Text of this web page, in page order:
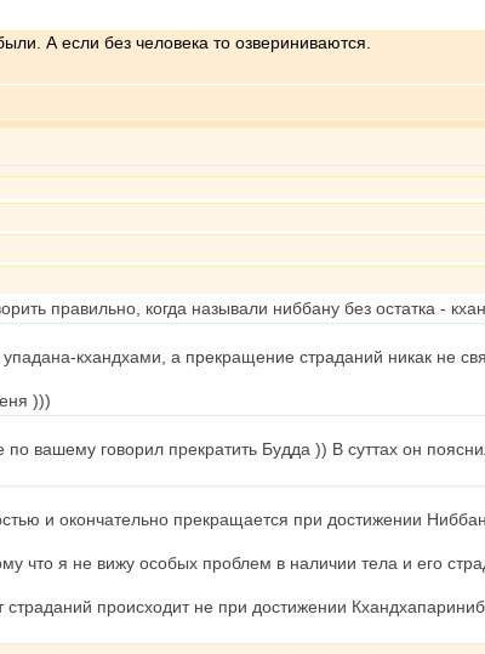
А если без человека то озвериниваются.
правильно, когда называли ниббану без остатка -
кхандхами, а прекращение страданий никак не
)))
вашему говорил прекратить Будда )) В суттах он
и окончательно прекращается при достижении
что я не вижу особых проблем в наличии тела и его
происходит не при достижении